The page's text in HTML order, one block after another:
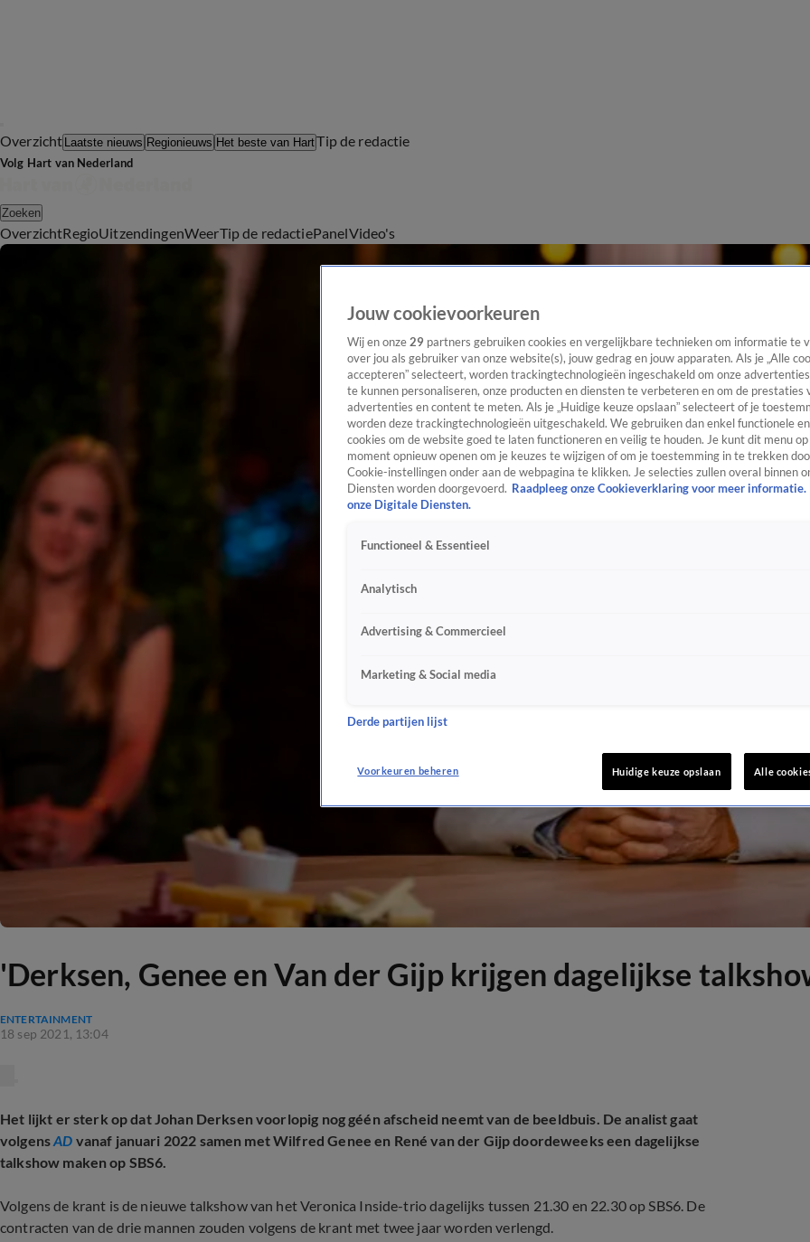
Overzicht Laatste nieuws Regionieuws Het beste van HartTip de redactie
Volg Hart van Nederland
Zoeken
OverzichtRegioUitzendingenWeerTip de redactiePanelVideo's
'Derksen, Genee en Van der Gijp krijgen dagelijkse
ENTERTAINMENT
18 sep 2021, 13:04
Het lijkt er sterk op dat Johan Derksen voorlopig nog géén afscheid neemt van de beeldbuis. De analist gaat
volgensAD vanaf januari 2022 samen met Wilfred Genee en René van der Gijp doordeweeks een dagelijkse
talkshow maken op SBS6.
Volgens de krant is de nieuwe talkshow van het Veronica Inside-trio dagelijks tussen 21.30 en 22.30 op SBS6. De
contracten van de drie mannen zouden volgens de krant met twee jaar worden verlengd.
Jouw cookievoorkeuren
Wij en onze 29 partners gebruiken cookies en vergelijkbare technieken om informatie te
over jou als gebruiker van onze website(s), jouw gedrag en jouw apparaten. Als je „Alle
accepteren” selecteert, worden trackingtechnologieën ingeschakeld om onze
te kunnen personaliseren, onze producten en diensten te verbeteren en om de prestaties
advertenties en content te meten. Als je „Huidige keuze opslaan” selecteert of je
worden deze trackingtechnologieën uitgeschakeld. We gebruiken dan enkel functionele
cookies om de website goed te laten functioneren en veilig te houden. Je kunt dit menu
moment opnieuw openen om je keuzes te wijzigen of om je toestemming in te trekken
Cookie-instellingen onder aan de webpagina te klikken. Je selecties zullen overal binnen
Diensten worden doorgevoerd. Raadpleeg onze Cookieverklaring voor meer informatie.
onze Digitale Diensten.
Functioneel & Essentieel
Analytisch
Advertising & Commercieel
Marketing & Social media
Derde partijen lijst
Voorkeuren beheren Huidige keuze opslaan Alle